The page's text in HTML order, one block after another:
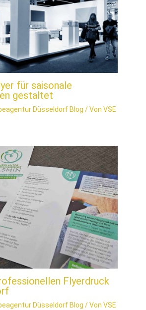
für saisonale
gestaltet
Düsseldorf Blog / Von VSE
Flyerdruck
Düsseldorf Blog / Von VSE